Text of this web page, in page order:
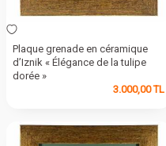
Plaque grenade en céramique
d’Iznik « Élégance de la tulipe
dorée »
3.000,00TL